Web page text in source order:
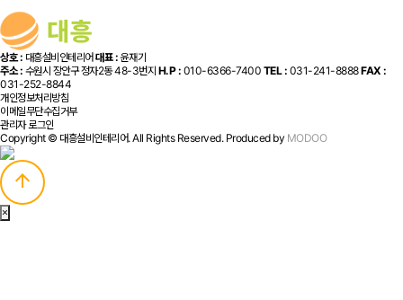
상호 : 대흥설비인테리어대표 :윤재기
주소 : 수원시 장안구 정자2동 48-3번지 H.P : 010-6366-7400 TEL : 031-241-8888FAX :
031-252-8844
개인정보처리방침
이메일무단수집거부
관리자 로그인
Copyright © 대흥설비인테리어. All Rights Reserved. Produced by MODOO
arrow_upward
×